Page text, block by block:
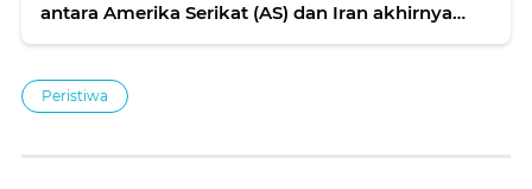
antara Amerika Serikat (AS) dan Iran akhirnya
Peristiwa